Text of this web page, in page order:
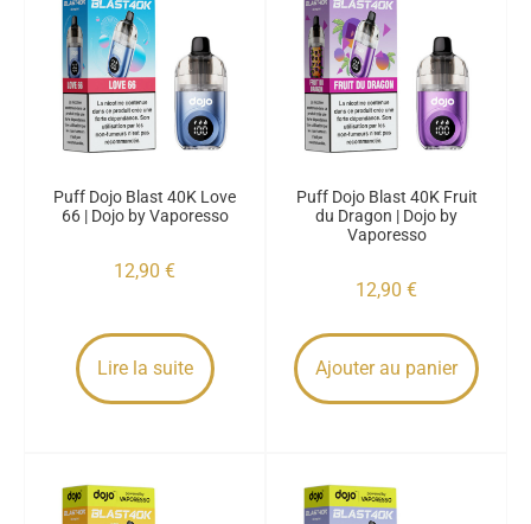
Puff Dojo Blast 40K Love
66 | Dojo by Vaporesso
12,90 €
Lire la suite
Puff Dojo Blast 40K Fruit
du Dragon | Dojo by
Vaporesso
12,90 €
Ajouter au panier